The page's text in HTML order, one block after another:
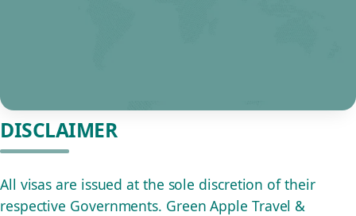
DISCLAIMER
All visas are issued at the sole discretion of their
respective Governments. Green Apple Travel &